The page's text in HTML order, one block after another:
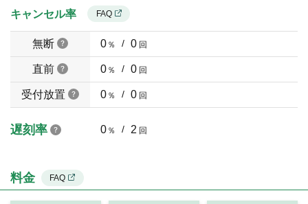
キャンセル率 FAQ
無断 0％ / 0 回
直前 0％ / 0 回
受付放置 0％ / 0 回
遅刻率 0％ / 2 回
料金 FAQ